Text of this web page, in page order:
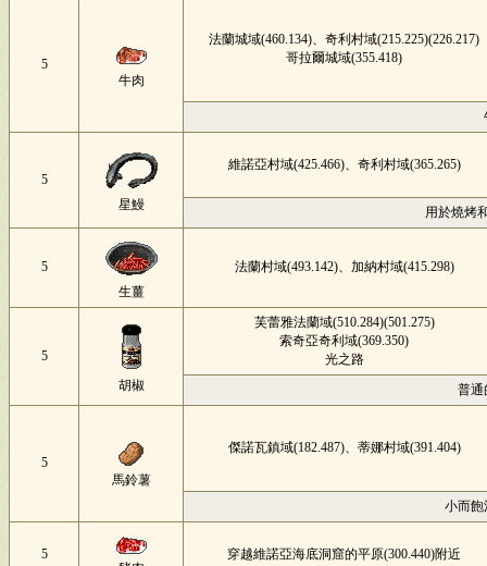
5
牛肉
法蘭城域(460.134)、奇利村域(215.225)(226.217)
哥拉爾城域(355.418)
5
星鰻
維諾亞村域(425.466)、奇利村域(365.265)
用於燒烤
5
生薑
法蘭村域(493.142)、加納村域(415.298)
5
胡椒
芙蕾雅法蘭域(510.284)(501.275)
索奇亞奇利域(369.350)
光之路
普通
5
馬鈴薯
傑諾瓦鎮域(182.487)、蒂娜村域(391.404)
小而飽
5
穿越維諾亞海底洞窟的平原(300.440)附近